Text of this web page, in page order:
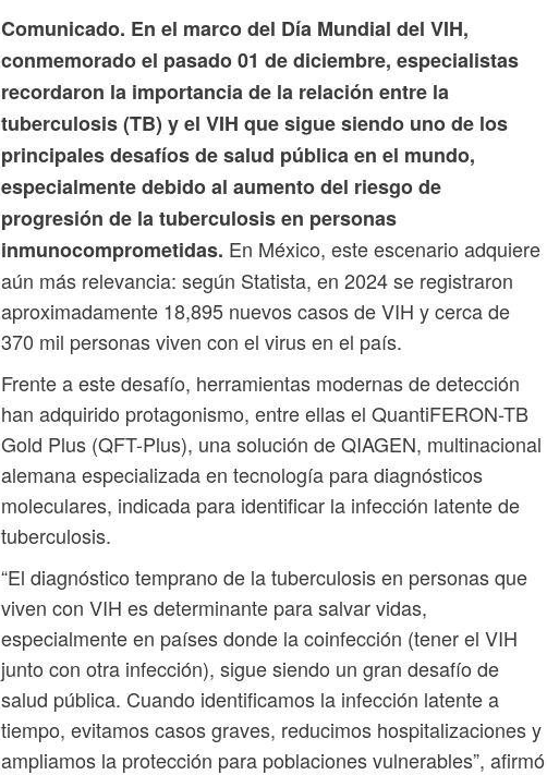
Comunicado. En el marco del Día Mundial del VIH,
conmemorado el pasado 01 de diciembre, especialistas
recordaron la importancia de la relación entre la
tuberculosis (TB) y el VIH que sigue siendo uno de los
principales desafíos de salud pública en el mundo,
especialmente debido al aumento del riesgo de
progresión de la tuberculosis en personas
inmunocomprometidas. En México, este escenario adquiere
aún más relevancia: según Statista, en 2024 se registraron
aproximadamente 18,895 nuevos casos de VIH y cerca de
370 mil personas viven con el virus en el país.
Frente a este desafío, herramientas modernas de detección
han adquirido protagonismo, entre ellas el QuantiFERON-TB
Gold Plus (QFT-Plus), una solución de QIAGEN, multinacional
alemana especializada en tecnología para diagnósticos
moleculares, indicada para identificar la infección latente de
tuberculosis.
“El diagnóstico temprano de la tuberculosis en personas que
viven con VIH es determinante para salvar vidas,
especialmente en países donde la coinfección (tener el VIH
junto con otra infección), sigue siendo un gran desafío de
salud pública. Cuando identificamos la infección latente a
tiempo, evitamos casos graves, reducimos hospitalizaciones y
ampliamos la protección para poblaciones vulnerables”, afirmó